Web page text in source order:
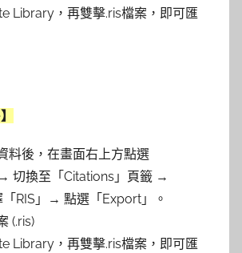
Library，再雙擊.ris檔案，即可匯
料後，在畫面右上方點選
切換至「Citations」頁籤 →
RIS」→ 點選「Export」。
(.ris)
Library，再雙擊.ris檔案，即可匯